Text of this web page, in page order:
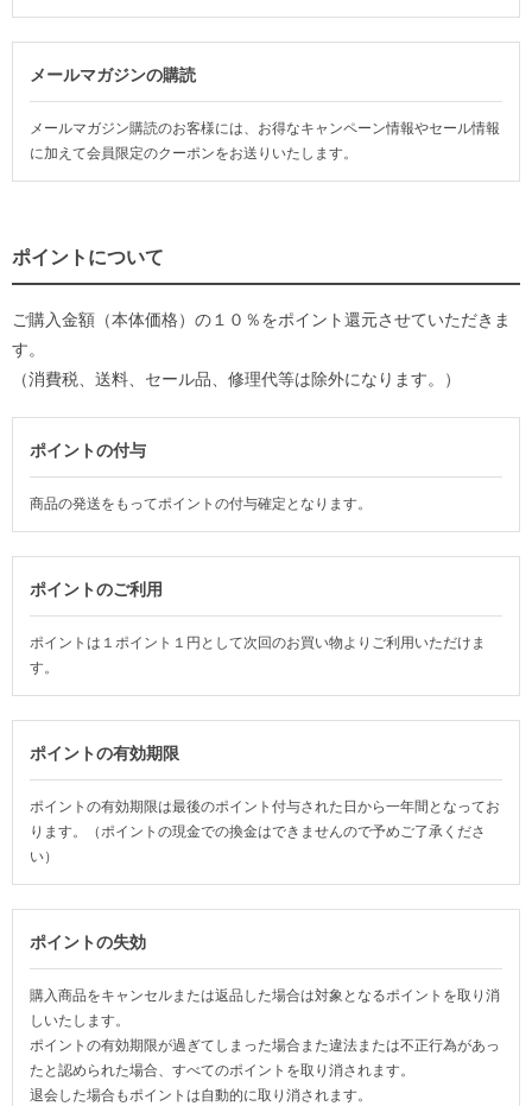
メールマガジンの購読
メールマガジン購読のお客様には、お得なキャンペーン情報やセール情報
に加えて会員限定のクーポンをお送りいたします。
ポイントについて
ご購入金額（本体価格）の１０％をポイント還元させていただきま
す。
（消費税、送料、セール品、修理代等は除外になります。）
ポイントの付与
商品の発送をもってポイントの付与確定となります。
ポイントのご利用
ポイントは１ポイント１円として次回のお買い物よりご利用いただけま
す。
ポイントの有効期限
ポイントの有効期限は最後のポイント付与された日から一年間となってお
ります。（ポイントの現金での換金はできませんので予めご了承くださ
い）
ポイントの失効
購入商品をキャンセルまたは返品した場合は対象となるポイントを取り消
しいたします。
ポイントの有効期限が過ぎてしまった場合また違法または不正行為があっ
たと認められた場合、すべてのポイントを取り消されます。
退会した場合もポイントは自動的に取り消されます。